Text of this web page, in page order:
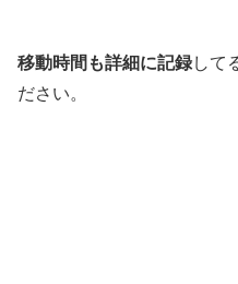
移動時間も詳細に記録して
ださい。